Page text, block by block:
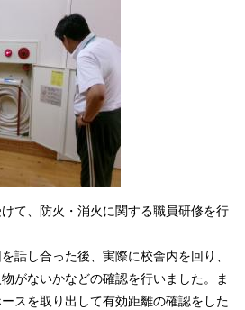
て、防火・消火に関する職員研修を行
話し合った後、実際に校舎内を回り、
がないかなどの確認を行いました。ま
スを取り出して有効距離の確認をした